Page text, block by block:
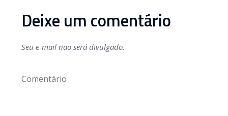
Deixe um comentário
Seu e-mail não será divulgado.